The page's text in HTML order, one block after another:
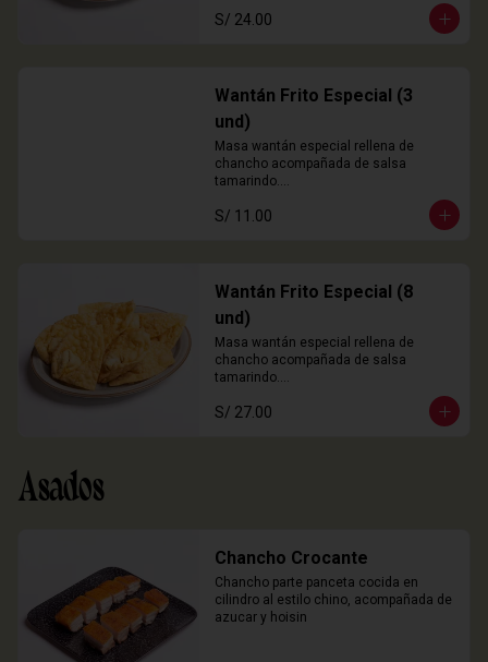
S/ 24.00
Wantán Frito Especial (3
und)
Masa wantán especial rellena de
chancho acompañada de salsa
tamarindo.
S/ 11.00
Wantán Frito Especial (8
und)
Masa wantán especial rellena de
chancho acompañada de salsa
tamarindo.
S/ 27.00
Asados
Chancho Crocante
Chancho parte panceta cocida en
cilindro al estilo chino, acompañada de
azucar y hoisin